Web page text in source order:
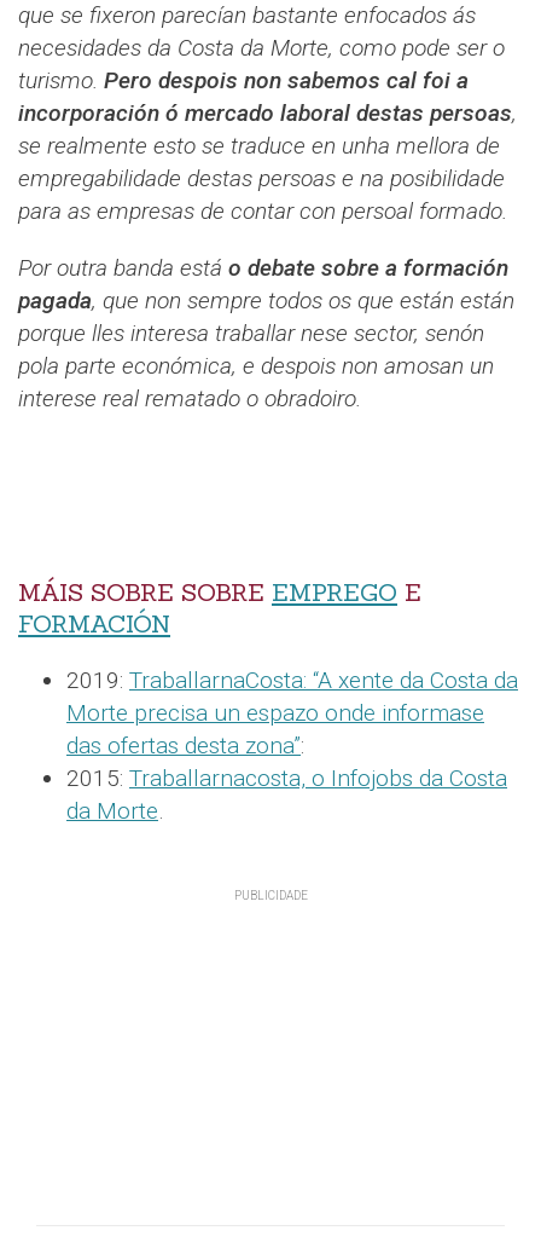
que se fixeron parecían bastante enfocados ás
necesidades da Costa da Morte, como pode ser o
turismo. Pero despois non sabemos cal foi a
incorporación ó mercado laboral destas persoas,
se realmente esto se traduce en unha mellora de
empregabilidade destas persoas e na posibilidade
para as empresas de contar con persoal formado.
Por outra banda está o debate sobre a formación
pagada, que non sempre todos os que están están
porque lles interesa traballar nese sector, senón
pola parte económica, e despois non amosan un
interese real rematado o obradoiro.
MÁIS SOBRE SOBRE EMPREGO E
FORMACIÓN
2019: TraballarnaCosta: “A xente da Costa da
Morte precisa un espazo onde informase
das ofertas desta zona”:
2015: Traballarnacosta, o Infojobs da Costa
da Morte.